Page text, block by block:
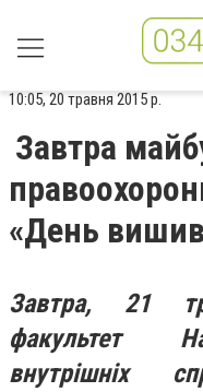
10:05, 20 травня 2015 р.
Завтра
«День
Завтра, 21
факультет
внутрішніх